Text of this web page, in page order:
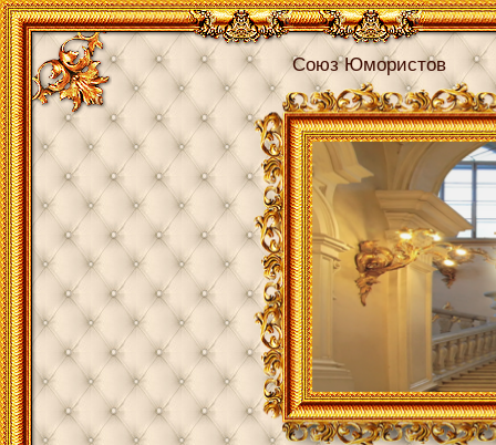
Союз Юмористов